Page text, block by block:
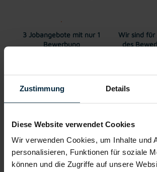
Zustimmung Details
Diese Website verwendet Cookies
Wir verwenden Cookies, um Inhalte und
personalisieren, Funktionen für soziale
können und die Zugriffe auf unsere
3 Jobangebote mit nur 1
Bewerbung
Wir sind
des
Überkollektivvertragliche
Weitere interessante
Maurer in Graz (m/w/d)